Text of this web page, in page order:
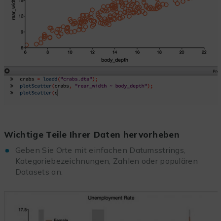
Wichtige Teile Ihrer Daten hervorheben
Geben Sie Orte mit einfachen Datumsstrings,
Kategoriebezeichnungen, Zahlen oder populären
Datasets an.